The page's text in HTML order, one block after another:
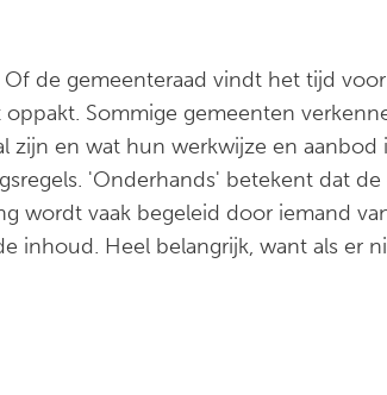
de gemeenteraad vindt het tijd
Sommige gemeenten
zijn en wat hun werkwijze en
'Onderhands' betekent dat
wordt vaak begeleid door iemand
inhoud. Heel belangrijk, want als er